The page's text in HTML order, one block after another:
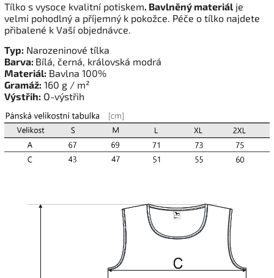
Tílko s vysoce kvalitní potiskem. Bavlněný materiál je
velmi pohodlný a příjemný k pokožce. Péče o tílko najdete
přibalené k Vaší objednávce.
Typ: Narozeninové tílka
Barva: Bílá, černá, královská modrá
Materiál: Bavlna 100%
Gramáž: 160 g / m²
Výstřih: O-výstřih